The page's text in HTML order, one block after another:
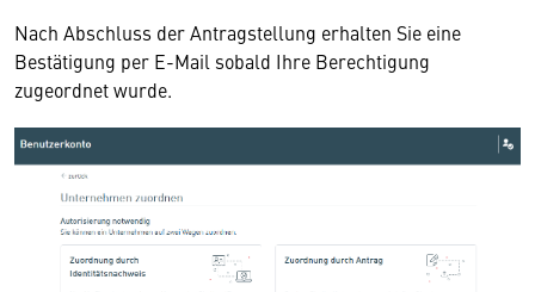
Nach Abschluss der Antragstellung erhalten Sie eine
Bestätigung per E-Mail sobald Ihre Berechtigung
zugeordnet wurde.